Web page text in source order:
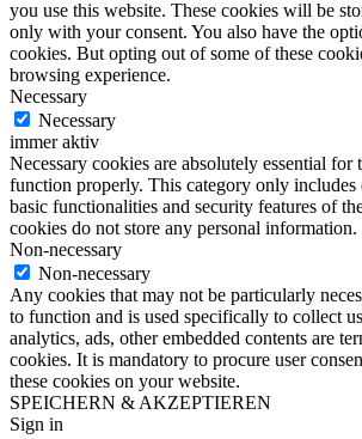
you use this website. These cookies will be
only with your consent. You also have the
cookies. But opting out of some of these
browsing experience.
Necessary
Necessary
immer aktiv
Necessary cookies are absolutely essential for
function properly. This category only includes
basic functionalities and security features of
cookies do not store any personal information.
Non-necessary
Non-necessary
Any cookies that may not be particularly
to function and is used specifically to collect
analytics, ads, other embedded contents are
cookies. It is mandatory to procure user
these cookies on your website.
SPEICHERN & AKZEPTIEREN
Sign in